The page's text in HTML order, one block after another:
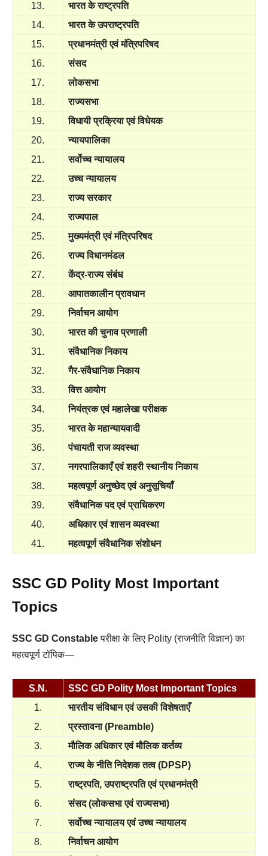
13.
भारत के राष्ट्रपति
14.
भारत के उपराष्ट्रपति
15.
प्रधानमंत्री एवं मंत्रिपरिषद
16.
संसद
17.
लोकसभा
18.
राज्यसभा
19.
विधायी प्रक्रिया एवं विधेयक
20.
न्यायपालिका
21.
सर्वोच्च न्यायालय
22.
उच्च न्यायालय
23.
राज्य सरकार
24.
राज्यपाल
25.
मुख्यमंत्री एवं मंत्रिपरिषद
26.
राज्य विधानमंडल
27.
केंद्र-राज्य संबंध
28.
आपातकालीन प्रावधान
29.
निर्वाचन आयोग
30.
भारत की चुनाव प्रणाली
31.
संवैधानिक निकाय
32.
गैर-संवैधानिक निकाय
33.
वित्त आयोग
34.
नियंत्रक एवं महालेखा परीक्षक
35.
भारत के महान्यायवादी
36.
पंचायती राज व्यवस्था
37.
नगरपालिकाएँ एवं शहरी स्थानीय निकाय
38.
महत्वपूर्ण अनुच्छेद एवं अनुसूचियाँ
39.
संवैधानिक पद एवं प्राधिकरण
40.
अधिकार एवं शासन व्यवस्था
41.
महत्वपूर्ण संवैधानिक संशोधन
SSC GD Polity Most Important
Topics
SSC GD Constableपरीक्षा के लिए Polity (राजनीति विज्ञान)का
महत्वपूर्ण टॉपिक—
S.N.
SSC GD Polity Most Important Topics
1.
भारतीय संविधान एवं उसकी विशेषताएँ
2.
प्रस्तावना (Preamble)
3.
मौलिक अधिकार एवं मौलिक कर्तव्य
4.
राज्य के नीति निदेशक तत्व (DPSP)
5.
राष्ट्रपति, उपराष्ट्रपति एवं प्रधानमंत्री
6.
संसद (लोकसभा एवं राज्यसभा)
7.
सर्वोच्च न्यायालय एवं उच्च न्यायालय
8.
निर्वाचन आयोग